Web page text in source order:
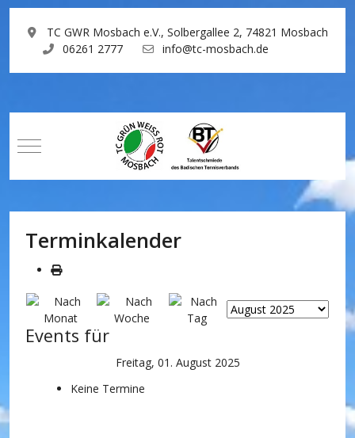
TC GWR Mosbach e.V., Solbergallee 2, 74821 Mosbach
06261 2777
info@tc-mosbach.de
Mobile Menu Toggle
Terminkalender
Events für
Freitag, 01. August 2025
Keine Termine